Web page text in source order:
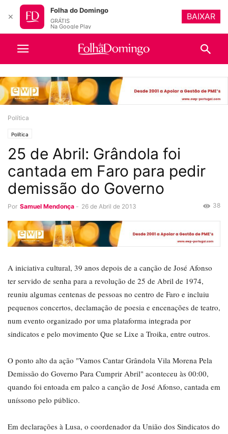
Política
Política
25 de Abril: Grândola foi
cantada em Faro para pedir
demissão do Governo
Por Samuel Mendonça - 26 de Abril de 2013 38
A iniciativa cultural, 39 anos depois de a canção de José Afonso
ter servido de senha para a revolução de 25 de Abril de 1974,
reuniu algumas centenas de pessoas no centro de Faro e incluiu
pequenos concertos, declamação de poesia e encenações de teatro,
num evento organizado por uma plataforma integrada por
sindicatos e pelo movimento Que se Lixe a Troika, entre outros.
O ponto alto da ação "Vamos Cantar Grândola Vila Morena Pela
Demissão do Governo Para Cumprir Abril" aconteceu às 00:00,
quando foi entoada em palco a canção de José Afonso, cantada em
uníssono pelo público.
Em declarações à Lusa, o coordenador da União dos Sindicatos do
✕
Folha do Domingo
GRÁTIS
Na Google Play
BAIXAR